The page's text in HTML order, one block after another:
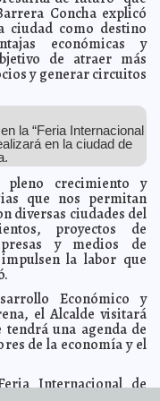
acción de
Aldama
fríos la próxima
Claudia Sofía Gómez
cuenta con nuevo
tu casa” para adultos
monumentos de
de la industria turística
alianzas
Jorge Armando León
refuerza su
Laura Aldama
son las nuevas multas
del Infonavit
e innovaciones actuales
Concha explicó
ciudad como destino
económicas y
de atraer más
y generar circuitos
la “Feria Internacional
en la ciudad de
crecimiento y
que nos permitan
diversas ciudades del
proyectos de
y medios de
la labor que
Económico y
el Alcalde visitará
una agenda de
de la economía y el
Internacional de